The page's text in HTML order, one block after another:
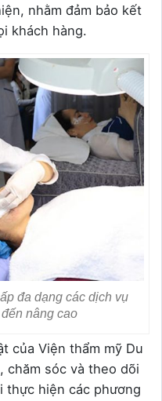
nhằm đảm bảo kết
khách hàng.
đa dạng các dịch vụ
nâng cao
của Viện thẩm mỹ Du
chăm sóc và theo dõi
thực hiện các phương